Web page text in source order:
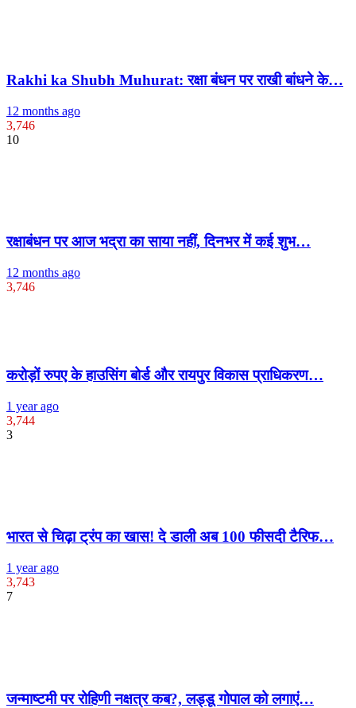
Rakhi ka Shubh Muhurat: रक्षा बंधन पर राखी बांधने के…
12 months ago
3,746
10
रक्षाबंधन पर आज भद्रा का साया नहीं, दिनभर में कई शुभ…
12 months ago
3,746
करोड़ों रुपए के हाउसिंग बोर्ड और रायपुर विकास प्राधिकरण…
1 year ago
3,744
3
भारत से चिढ़ा ट्रंप का खास! दे डाली अब 100 फीसदी टैरिफ…
1 year ago
3,743
7
जन्माष्टमी पर रोहिणी नक्षत्र कब?, लड्डू गोपाल को लगाएं…